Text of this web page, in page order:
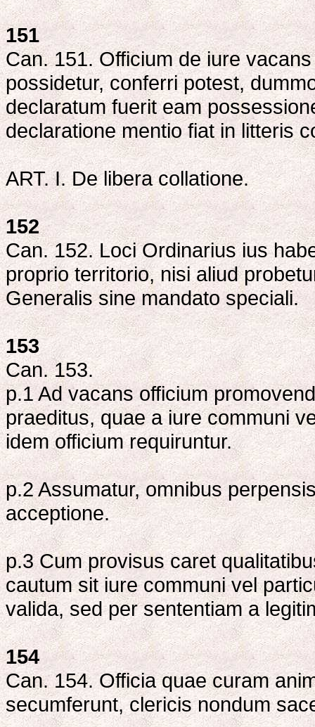
151
Can. 151. Officium de iure
possidetur, conferri potest,
declaratum fuerit eam
declaratione mentio fiat in litteris
ART. I. De libera collatione.
152
Can. 152. Loci Ordinarius ius
proprio territorio, nisi aliud
Generalis sine mandato speciali.
153
Can. 153.
p.1 Ad vacans officium
praeditus, quae a iure communi
idem officium requiruntur.
p.2 Assumatur, omnibus
acceptione.
p.3 Cum provisus caret
cautum sit iure communi vel
valida, sed per sententiam a
154
Can. 154. Officia quae curam
secumferunt, clericis nondum